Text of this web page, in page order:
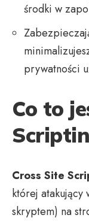
środki w
prywatności
Co to
Cross Site
której atakujący
skryptem) na